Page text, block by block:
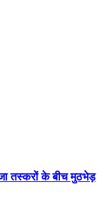
तस्करों के बीच मुठभेड़